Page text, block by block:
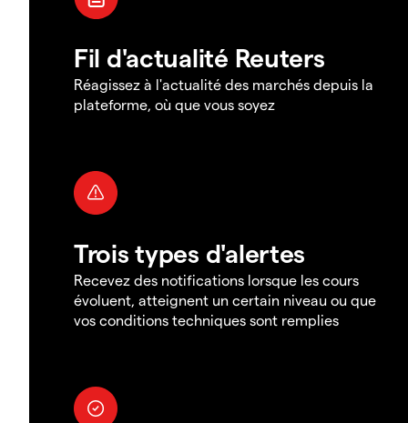
Fil d'actualité Reuters
Réagissez à l'actualité des marchés depuis la
plateforme, où que vous soyez
Trois types d'alertes
Recevez des notifications lorsque les cours
évoluent, atteignent un certain niveau ou que
vos conditions techniques sont remplies